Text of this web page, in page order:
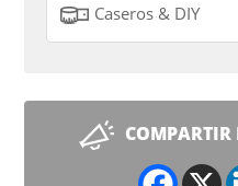
Caseros & DIY
COMPARTIR